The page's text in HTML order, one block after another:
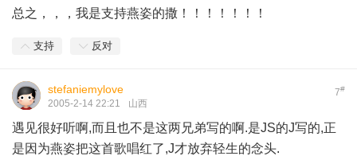
总之，，，我是支持燕姿的撒！！！！！！！
支持 反对
7#
stefaniemylove
2005-2-14 22:21 山西
遇见很好听啊,而且也不是这两兄弟写的啊.是JS的J写的,正
是因为燕姿把这首歌唱红了,J才放弃轻生的念头.